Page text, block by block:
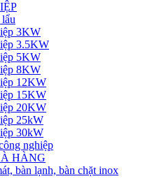
3KW
3.5KW
5KW
8KW
12KW
15KW
20KW
25kW
30kW
nghiệp
HÀNG
bàn lạnh, bàn chặt inox